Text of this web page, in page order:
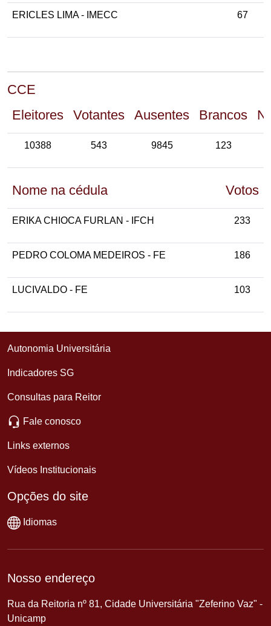
ERICLES LIMA - IMECC 67
CCE
Eleitores
Votantes Ausentes Brancos
10388 543 9845 123
Nome na cédula Votos
ERIKA CHIOCA FURLAN - IFCH 233
PEDRO COLOMA MEDEIROS - FE 186
LUCIVALDO - FE 103
Autonomia Universitária
Indicadores SG
Consultas para Reitor
Fale conosco
Links externos
Vídeos Institucionais
Opções do site
Idiomas
Nosso endereço
Rua da Reitoria nº 81, Cidade Universitária "Zeferino Vaz" -
Unicamp